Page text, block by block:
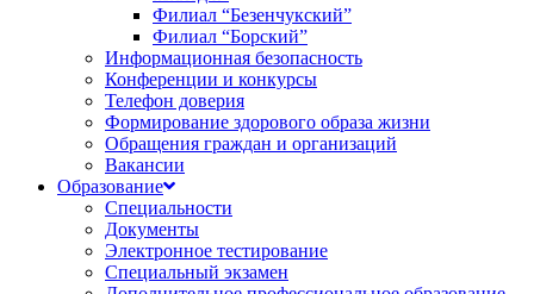
Филиал “Безенчукский”
Филиал “Борский”
Информационная безопасность
Конференции и конкурсы
Телефон доверия
Формирование здорового образа жизни
Обращения граждан и организаций
Вакансии
Образование
Специальности
Документы
Электронное тестирование
Специальный экзамен